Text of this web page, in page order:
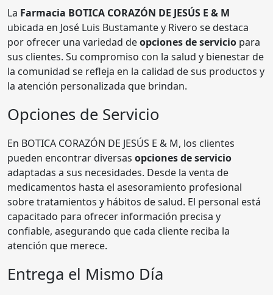
La Farmacia BOTICA CORAZÓN DE JESÚS E & M
ubicada en José Luis Bustamante y Rivero se destaca
por ofrecer una variedad deopciones de servicio para
sus clientes. Su compromiso con la salud y bienestar de
la comunidad se refleja en la calidad de sus productos y
la atención personalizada que brindan.
Opciones de Servicio
En BOTICA CORAZÓN DE JESÚS E & M, los clientes
pueden encontrar diversas opciones de servicio
adaptadas a sus necesidades. Desde la venta de
medicamentos hasta el asesoramiento profesional
sobre tratamientos y hábitos de salud. El personal está
capacitado para ofrecer información precisa y
confiable, asegurando que cada cliente reciba la
atención que merece.
Entrega el Mismo Día